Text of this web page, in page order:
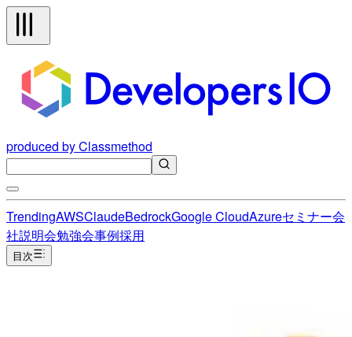
produced by Classmethod
TrendingAWSClaudeBedrockGoogle CloudAzureセミナー会
社説明会勉強会事例採用
目次